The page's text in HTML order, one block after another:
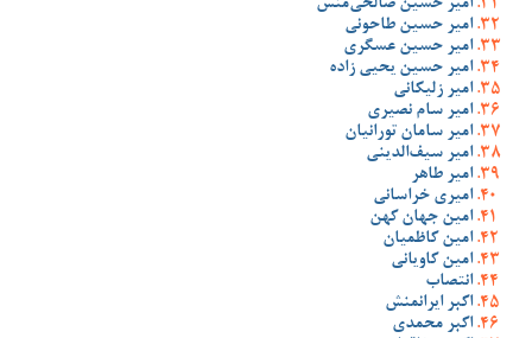
امیر حسین صالحی‌منش
امیر حسین طاحونی
امیر حسین عسگری
امیر حسین یحیی زاده
امیر زلیکانی
امیر سام نصیری
امیر سامان تورانیان
امیر سیف‌الدینی
امیر طاهر
امیری خراسانی
امین جهان کهن
امین کاظمیان
امین کاویانی
انتصاب
اکبر ایرانمنش
اکبر محمدی